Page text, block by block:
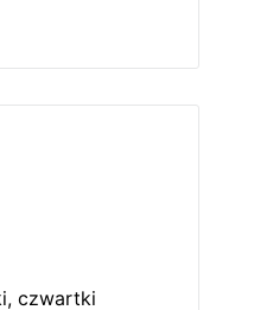
czwartki